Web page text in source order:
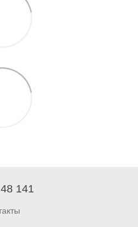
141